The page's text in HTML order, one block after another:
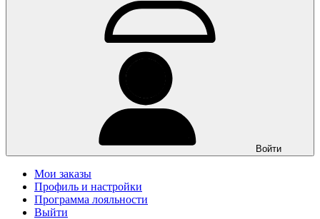
Войти
Мои заказы
Профиль и настройки
Программа лояльности
Выйти